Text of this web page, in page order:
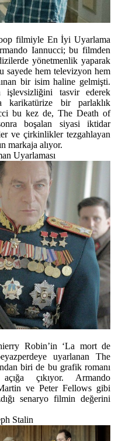
filmiyle En İyi Uyarlama
Iannucci; bu filmden
yönetmenlik yaparak
sayede hem televizyon hem
bir isim haline gelmişti.
işlevsizliğini tasvir ederek
karikatürize bir parlaklık
bu kez de, The Death of
boşalan siyasi iktidar
ve çirkinlikler tezgahlayan
markaja alıyor.
Uyarlaması
Robin’in ‘La mort de
uyarlanan The
biri de bu grafik romanı
çıkıyor. Armando
ve Peter Fellows gibi
senaryo filmin değerini
Stalin